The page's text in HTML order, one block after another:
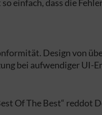
einfach, dass die
Design von
bei aufwendiger UI-
Of The Best“ reddot